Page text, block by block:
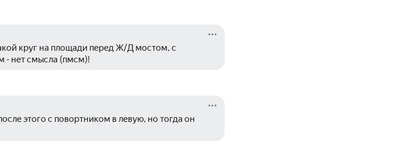
круг на площади перед Ж/Д мостом, с
- нет смысла (пмсм)!
этого с повортником в левую, но тогда он